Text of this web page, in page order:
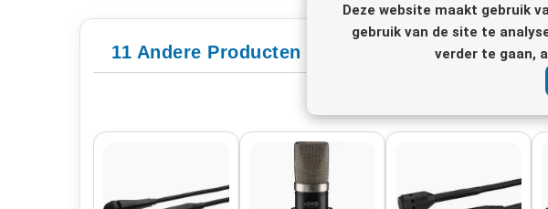
Deze website maakt gebruik
gebruik van de site te
verder te gaan,
11 Andere Producten In Categorie -